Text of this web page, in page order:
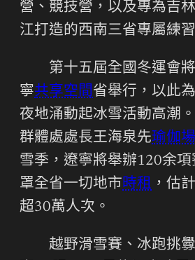
營、競技營，以及專為吉
江打造的西南三省專屬練習
第十五屆全國冬運會
寧共享空間省舉行，以此
夜地涌動起冰雪活動高潮
群體處處長王海泉先瑜伽
雪季，遼寧將舉辦120余
罩全省一切地市時租 ，估
超30萬人次。
越野滑雪賽、冰跑挑